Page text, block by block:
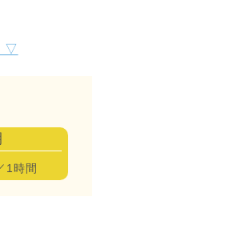
▽
1時間